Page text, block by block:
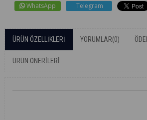
WhatsApp Telegram
ÜRÜN ÖZELLIKLERI YORUMLAR(0)
ÜRÜN ÖNERILERI